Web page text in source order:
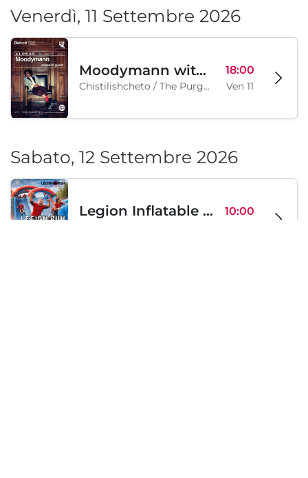
Venerdì, 11 Settembre 2026
Moodymann with special guests
Chistilishcheto / The Purgatory, Sofia, BG
18:00
Ven 11
Sabato, 12 Settembre 2026
Legion Inflatable Family Run - Sofia 10:00